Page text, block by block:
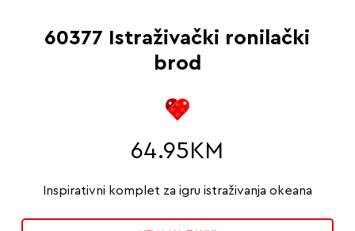
60377 Istraživački ronilački
brod
64.95 KM
Inspirativni komplet za igru istraživanja okeana